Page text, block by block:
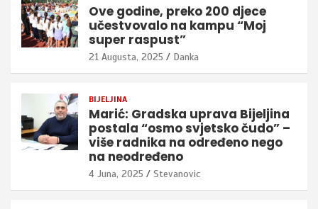
Ove godine, preko 200 djece
učestvovalo na kampu “Moj
super raspust”
21 Augusta, 2025 Danka
BIJELJINA
Marić: Gradska uprava Bijeljina
postala “osmo svjetsko čudo” –
više radnika na određeno nego
na neodređeno
4 Juna, 2025 Stevanovic